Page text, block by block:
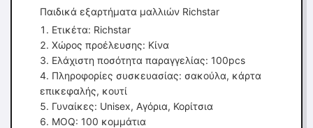
Παιδικά εξαρτήματα μαλλιών Richstar
Ετικέτα: Richstar
Χώρος προέλευσης: Κίνα
Ελάχιστη ποσότητα παραγγελίας: 100pcs
Πληροφορίες συσκευασίας: σακούλα, κάρτα
επικεφαλής, κουτί
Γυναίκες: Unisex, Αγόρια, Κορίτσια
MOQ: 100 κομμάτια